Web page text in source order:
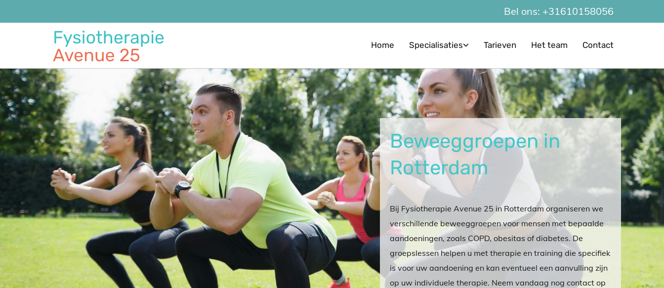
Bel ons: +31610158056
Home Specialisaties Tarieven Het team Contact
Beweeggroepen in
Rotterdam
Bij Fysiotherapie Avenue 25 in Rotterdam organiseren we
verschillende beweeggroepen voor mensen met bepaalde
aandoeningen, zoals COPD, obesitas of diabetes. De
groepslessen helpen u met therapie en training die specifiek
is voor uw aandoening en kan eventueel een aanvulling zijn
op uw individuele therapie. Neem vandaag nog contact op